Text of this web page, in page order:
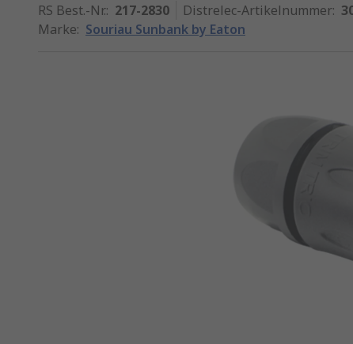
RS Best.-Nr.: 217-2830 Distrelec-Artikelnummer:
Marke: Souriau Sunbank by Eaton